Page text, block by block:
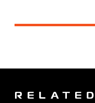
RELATED